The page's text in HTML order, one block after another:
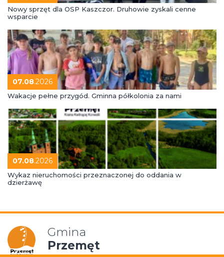
Nowy sprzęt dla OSP Kaszczor. Druhowie zyskali cenne
wsparcie
07.08.2026
Wakacje pełne przygód. Gminna półkolonia za nami
07.08.2026
Wykaz nieruchomości przeznaczonej do oddania w
dzierżawę
Gmina
Przemęt